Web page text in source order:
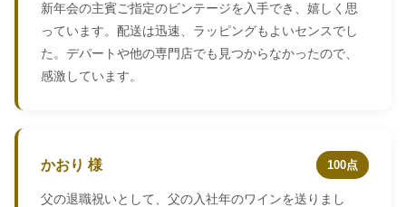
新年会の主賓ご指定のビンテージを入手でき、嬉しく思
っています。配送は迅速、ラッピングもよいセンスでし
た。デパートや他の専門店でも見つからなかったので、
感激しています。
かおり 様 100点
父の退職祝いとして、父の入社年のワインを送りまし